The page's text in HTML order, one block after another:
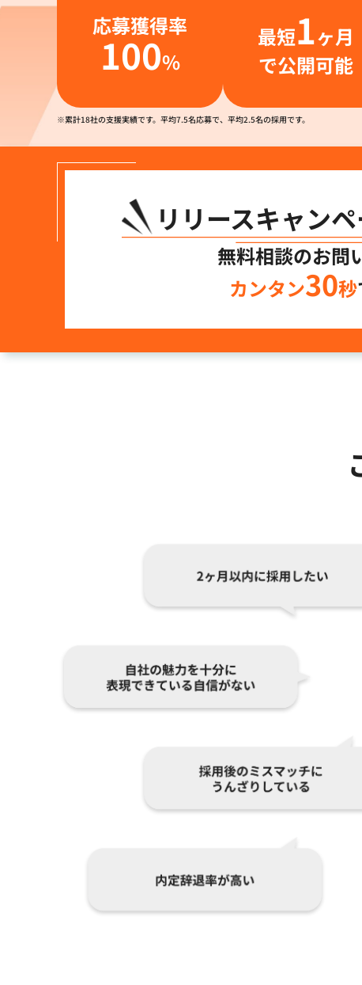
応募獲得率
100%
最短1ヶ月
で公開可能
※累計18社の支援実績です。平均7.5名応募で、平均2.5名の採用です。
リリースキャン
無料相談のお問
カンタン30秒